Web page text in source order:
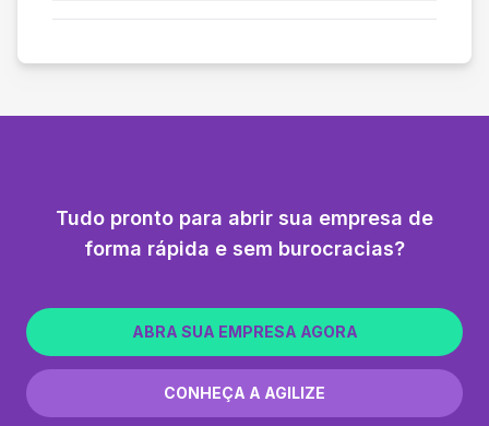
Tudo pronto para abrir sua empresa de
forma rápida e sem burocracias?
ABRA SUA EMPRESA AGORA
CONHEÇA A AGILIZE